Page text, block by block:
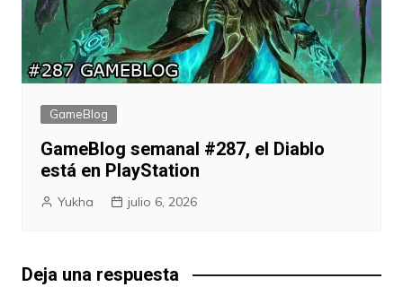
GameBlog
GameBlog semanal #287, el Diablo
está en PlayStation
Yukha julio 6, 2026
Deja una respuesta